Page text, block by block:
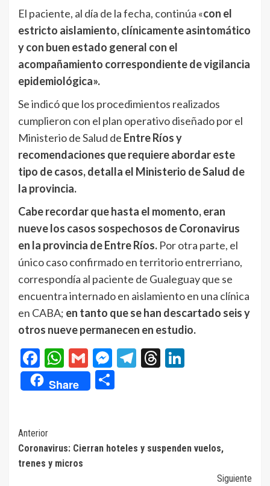
El paciente, al día de la fecha, continúa «con el
estricto aislamiento, clínicamente asintomático
y con buen estado general con el
acompañamiento correspondiente de vigilancia
epidemiológica».
Se indicó que los procedimientos realizados
cumplieron con el plan operativo diseñado por el
Ministerio de Salud de Entre Ríos y
recomendaciones que requiere abordar este
tipo de casos, detalla el Ministerio de Salud de
la provincia.
Cabe recordar que hasta el momento, eran
nueve los casos sospechosos de Coronavirus
en la provincia de Entre Ríos. Por otra parte, el
único caso confirmado en territorio entrerriano,
correspondía al paciente de Gualeguay que se
encuentra internado en aislamiento en una clínica
en CABA; en tanto que se han descartado seis y
otros nueve permanecen en estudio.
Facebook
WhatsApp
GmailMessenger
Telegram
Threads
Share
Navegación
de
entradas
Anterior
Coronavirus: Cierran hoteles y suspenden vuelos,
trenes y micros
Siguiente